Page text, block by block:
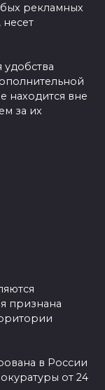
рекламных
находится вне
за их
признана
в России
от 24